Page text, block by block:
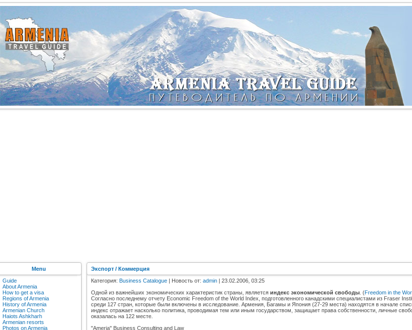
Menu
Guide
About Armenia
How to get a visa
Regions of Armenia
History of Armenia
Armenian Church
Haiots Ashkharh
Armenian resorts
Photos on Armenia
Экспорт / Коммерция
Категория: Business Catalogue | Новость от: admin | 23.02.2006, 03:25
Одной из важнейших экономических характеристик страны, является индекс экономической свободы . (Freedom in the
Согласно последнему отчету Economic Freedom of the World Index, подготовленного канадскими специалистами из Fraser
среди 127 стран, которые были включены в исследование. Армения, Багамы и Япония (27-29 места) находятся в начале
индекс отражает насколько политика, проводимая тем или иным государством, защищает права собственности, личные
оказалась на 122 месте.
"Ameria" Business Consulting and Law